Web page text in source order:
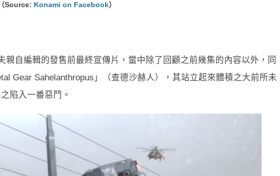
（Source: Konami on Facebook）
親自編輯的發售前最終宣傳片，當中除了回顧之前幾集的內容以外，同
Gear Sahelanthropus」（查德沙赫人），其站立起來體積之大前所未
陷入一番惡鬥。